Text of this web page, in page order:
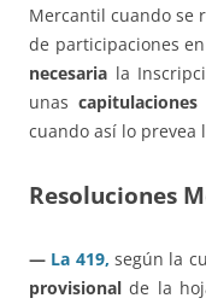
Mercantil cuando se
de participaciones
necesaria la
unas capitulaciones
cuando así lo prevea
Resoluciones
— La 419, según la
provisional de la